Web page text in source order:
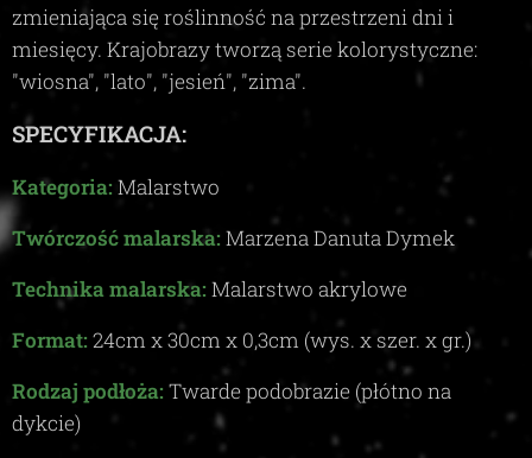
zmieniająca się roślinność na przestrzeni dni i
miesięcy. Krajobrazy tworzą serie kolorystyczne:
"wiosna", "lato", "jesień", "zima".
SPECYFIKACJA:
Kategoria: Malarstwo
Twórczość malarska: Marzena Danuta Dymek
Technika malarska: Malarstwo akrylowe
Format: 24cm x30cm x 0,3cm (wys. x szer. x gr.)
Rodzaj podłoża: Twarde podobrazie (płótno na
dykcie)